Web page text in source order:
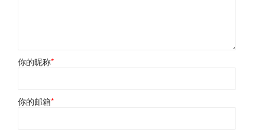
你的昵称*
你的邮箱*